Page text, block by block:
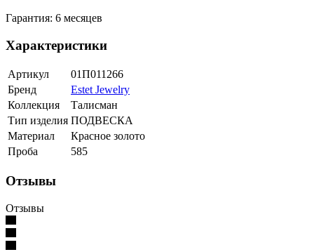
Гарантия: 6 месяцев
Характеристики
Артикул
01П011266
Бренд
Estet Jewelry
Коллекция
Талисман
Тип изделия ПОДВЕСКА
Материал
Красное золото
Проба
585
Отзывы
Отзывы